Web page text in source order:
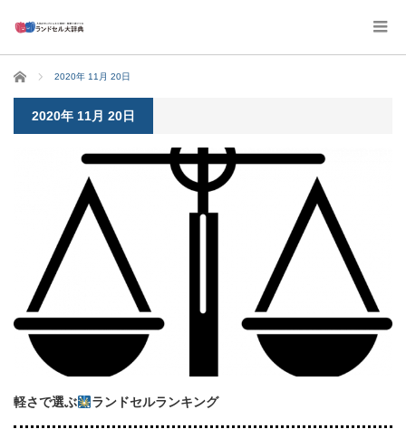
ホーム 2020年 11月 20日
2020年 11月 20日
軽さで選ぶ ランドセルランキング